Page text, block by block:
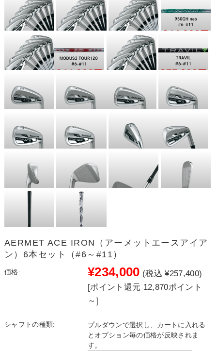
AERMET ACE IRON（アーメットエースアイア
ン）6本セット（#6～#11）
価格: ¥234,000 (税込 ¥257,400)
[ポイント還元 12,870ポイント
～]
シャフトの種類:
プルダウンで選択し、カートに入れる
とオプション毎の価格が反映されま
す。